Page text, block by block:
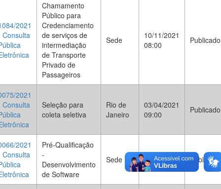
2021
Consulta
Chamamento
Público para
Credenciamento
de serviços de
intermediação
de Transporte
Privado de
Passageiros
Sede
10/11/2021
08:00
Publicado
2021
Consulta
Seleção para
coleta seletiva
Rio de
Janeiro
03/04/2021
09:00
Publicado
2021
Consulta
Pré-Qualificação
-
Desenvolvimento
de Software
Sede
12/02/2021
08:00
Publicado